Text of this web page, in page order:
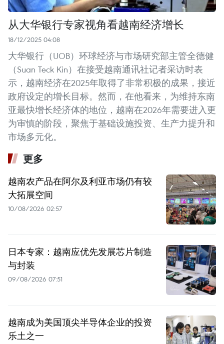
从大华银行专家视角看越南经济增长
18/12/2025 04:08
大华银行（UOB）环球经济与市场研究部主管全德健
（Suan Teck Kin）在接受越南通讯社记者采访时表
示，越南经济在2025年取得了非常积极的成果，接近
政府设定的增长目标。然而，在他看来，为维持东南
亚最快增长经济体的地位，越南在2026年需要进入更
为审慎的阶段，聚焦于基础设施投资、生产力提升和
市场多元化。
更多
越南农产品在阿尔及利亚市场仍有较
大拓展空间
10/08/2026 02:57
日本专家：越南应优先发展芯片制造
与封装
09/08/2026 07:51
越南成为美国顶尖半导体企业的投资
乐土之一